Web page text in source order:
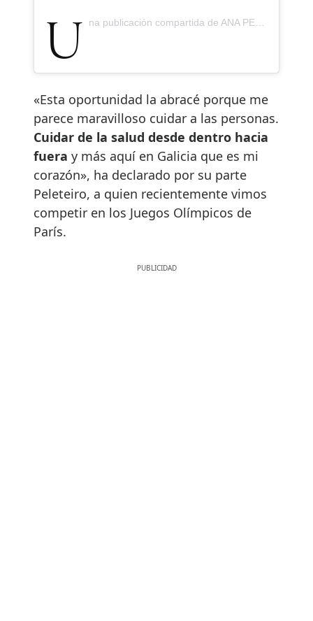
Una publicación compartida de ANA PELETEIRO-COMPAORÉ BRIÓN (@apeleteirob)
«Esta oportunidad la abracé porque me
parece maravilloso cuidar a las personas.
Cuidar de la salud desde dentro hacia
fuera y más aquí en Galicia que es mi
corazón», ha declarado por su parte
Peleteiro, a quien recientemente vimos
competir en los Juegos Olímpicos de
París.